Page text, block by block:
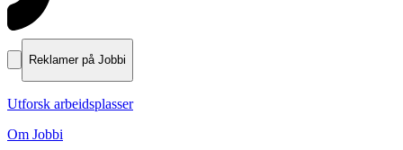
Reklamer på Jobbi
Utforsk arbeidsplasser
Om Jobbi